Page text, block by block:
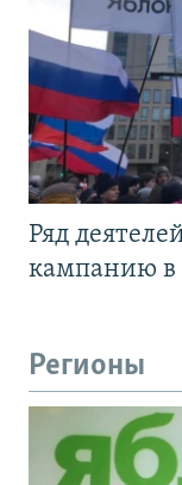
Ряд
кампанию в
Регионы